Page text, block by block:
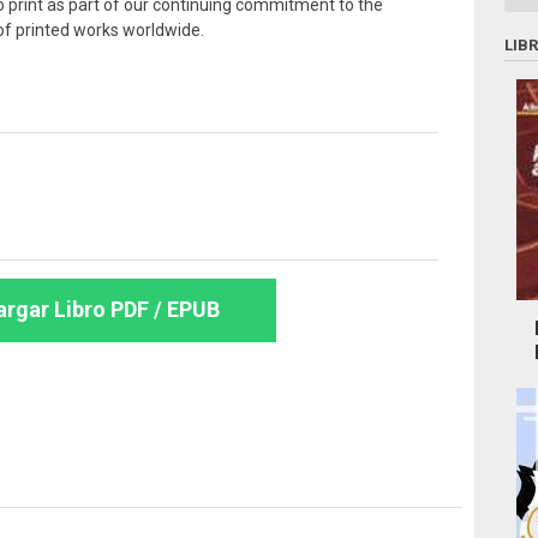
print as part of our continuing commitment to the
printed works worldwide.
Libro PDF / EPUB